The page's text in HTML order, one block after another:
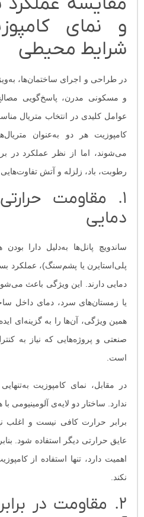
و نمای
شرایط محیطی
در طراحی و اجرای ساختمان‌ها،
و مسکونی مدرن، پاسخ‌گویی
عوامل کلیدی در انتخاب متریال
کامپوزیت هر دو به‌عنوان
می‌شوند، اما از نظر عملکرد در
رطوبت، باد، زلزله و آتش تفاوت‌هایی
۱. مقاومت
دمایی
ساندویچ پانل‌ها به‌دلیل دارا بودن
پلی‌استایرن یا پشم‌سنگ)، عملکرد
دمایی دارند. این ویژگی باعث
یا زمستان‌های سرد، دمای داخل
همین ویژگی، آن‌ها را به گزینه‌ای
صنعتی و پروژه‌هایی که نیاز به
است.
در مقابل، نمای کامپوزیت
ندارد. ساختار دو لایه‌ی آلومینیومی
برابر حرارت کافی نیست و اغلب
عایق حرارتی دیگر استفاده شود.
اهمیت دارد، تنها استفاده از
نکند.
۲. مقاومت در